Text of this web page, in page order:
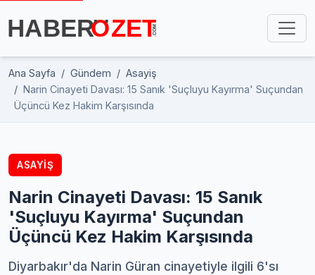
Ana Sayfa Gündem
Asayiş
Narin Cinayeti Davası: 15 Sanık 'Suçluyu Kayırma' Suçundan
Üçüncü Kez Hakim Karşısında
ASAYIŞ
Narin Cinayeti Davası: 15 Sanık
'Suçluyu Kayırma' Suçundan
Üçüncü Kez Hakim Karşısında
Diyarbakır'da Narin Güran cinayetiyle ilgili 6'sı